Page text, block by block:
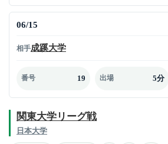
06/15
相手成蹊大学
番号 19 出場 5分
関東大学リーグ戦
日本大学